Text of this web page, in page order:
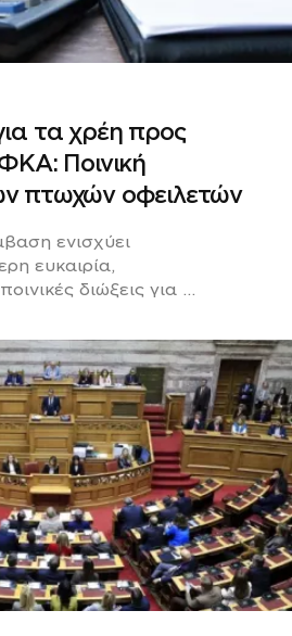
τα χρέη προς
Ποινική
πτωχών οφειλετών
ενισχύει
ευκαιρία,
διώξεις για ...